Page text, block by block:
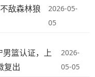
敌森林狼
2026-05-
05
男篮认证，上
复出
2026-
05-05